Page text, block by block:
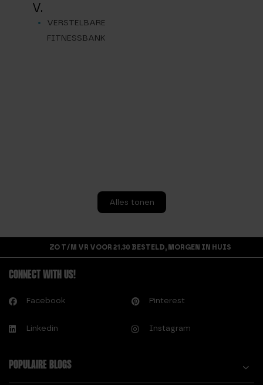
V.
VERSTELBARE
FITNESSBANK
Alles tonen
ZO T/M VR VOOR 21.30 BESTELD, MORGEN IN HUIS
CONNECT WITH US!
Facebook Pinterest
Linkedin Instagram
POPULAIRE BLOGS